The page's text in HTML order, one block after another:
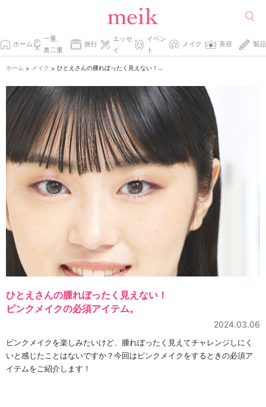
ホーム
一重、
奥二重
旅行
エッセ
イ
イベン
ト
メイク 美容 製品
ホーム > メイク > ひとえさんの腫れぼったく見えない！ ピンクメイクの必須アイテム
ひとえさんの腫れぼったく見えない！
ピンクメイクの必須アイテム。
2024.03.06
ピンクメイクを楽しみたいけど、腫れぼったく見えてチャレンジしにく
いと感じたことはないですか？今回はピンクメイクをするときの必須ア
イテムをご紹介します！